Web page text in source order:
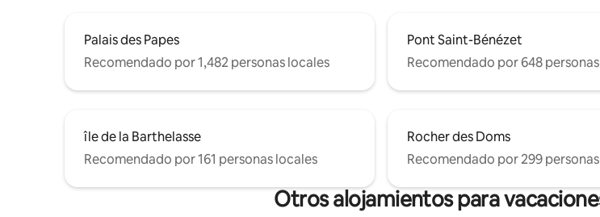
Palais des Papes
Recomendado por 1,482 personas locales
Pont Saint-Bénézet
Recomendado por 648
île de la Barthelasse
Recomendado por 161 personas locales
Rocher des Doms
Recomendado por 299
Otros alojamientos para